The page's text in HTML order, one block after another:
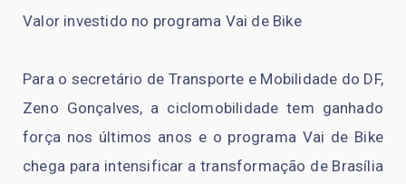
Valor investido no programa Vai de Bike
Para o secretário de Transporte e Mobilidade do DF,
Zeno Gonçalves, a ciclomobilidade tem ganhado
força nos últimos anos e o programa Vai de Bike
chega para intensificar a transformação de Brasília